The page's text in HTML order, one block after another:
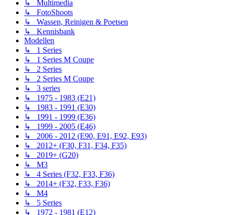
↳ Multimedia
↳ FotoShoots
↳ Wassen, Reinigen & Poetsen
↳ Kennisbank
Modellen
↳ 1 Series
↳ 1 Series M Coupe
↳ 2 Series
↳ 2 Series M Coupe
↳ 3 series
↳ 1975 - 1983 (E21)
↳ 1983 - 1991 (E30)
↳ 1991 - 1999 (E36)
↳ 1999 - 2005 (E46)
↳ 2006 - 2012 (E90, E91, E92, E93)
↳ 2012+ (F30, F31, F34, F35)
↳ 2019+ (G20)
↳ M3
↳ 4 Series (F32, F33, F36)
↳ 2014+ (F32, F33, F36)
↳ M4
↳ 5 Series
↳ 1972 - 1981 (E12)